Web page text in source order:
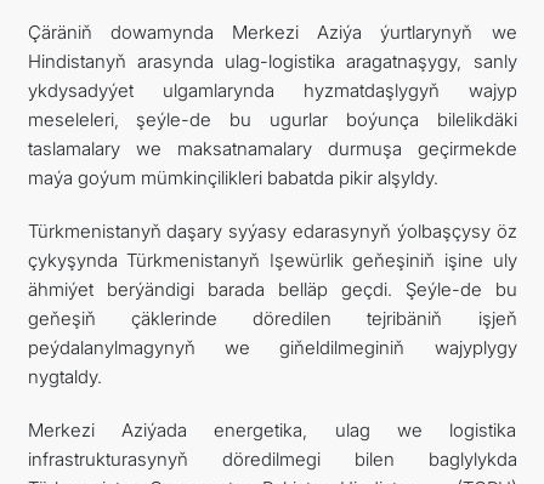
Çäräniň dowamynda Merkezi Aziýa ýurtlarynyň we
Hindistanyň arasynda ulag-logistika aragatnaşygy, sanly
ykdysadyýet ulgamlarynda hyzmatdaşlygyň wajyp
meseleleri, şeýle-de bu ugurlar boýunça bilelikdäki
taslamalary we maksatnamalary durmuşa geçirmekde
maýa goýum mümkinçilikleri babatda pikir alşyldy.
Türkmenistanyň daşary syýasy edarasynyň ýolbaşçysy öz
çykyşynda Türkmenistanyň Işewürlik geňeşiniň işine uly
ähmiýet berýändigi barada belläp geçdi. Şeýle-de bu
geňeşiň çäklerinde döredilen tejribäniň işjeň
peýdalanylmagynyň we giňeldilmeginiň wajyplygy
nygtaldy.
Merkezi Aziýada energetika, ulag we logistika
infrastrukturasynyň döredilmegi bilen baglylykda